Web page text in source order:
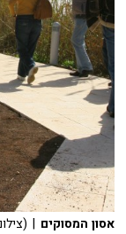
אסון המסוקים |